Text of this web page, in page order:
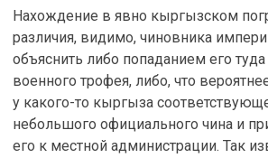
Нахождение в явно кыргызском
различия, видимо, чиновника
объяснить либо попаданием его
военного трофея, либо, что
у какого-то кыргыза
небольшого официального чина и
его к местной администрации. Так